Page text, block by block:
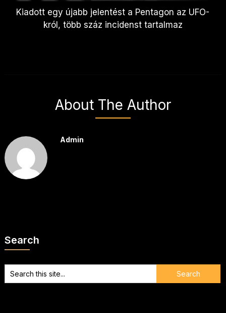
Kiadott egy újabb jelentést a Pentagon az UFO-
król, több száz incidenst tartalmaz
About The Author
Admin
Search